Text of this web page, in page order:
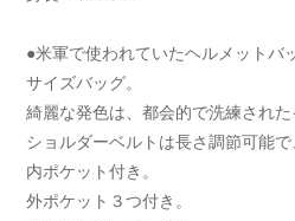
●米軍で使われていたヘルメットバ
サイズバッグ。
綺麗な発色は、都会的で洗練された
ショルダーベルトは長さ調節可能で
内ポケット付き。
外ポケット３つ付き。